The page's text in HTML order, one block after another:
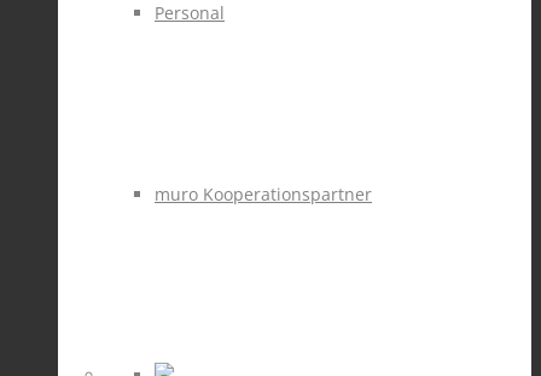
Personal
muro Kooperationspartner